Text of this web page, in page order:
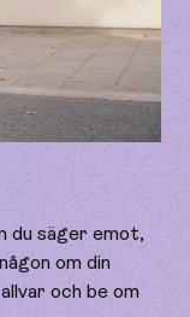
du säger emot,
om din
och be om